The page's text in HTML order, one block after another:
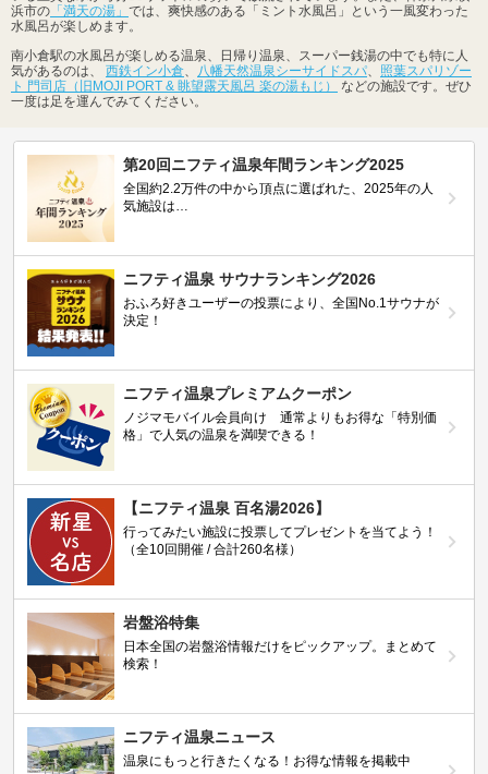
浜市の 「満天の湯」 では、爽快感のある「ミント水風呂」という一風変わった
水風呂が楽しめます。
南小倉駅の水風呂が楽しめる温泉、日帰り温泉、スーパー銭湯の中でも特に人
気があるのは、 西鉄イン小倉 八幡天然温泉シーサイドスパ
照葉スパリゾー
ト 門司店（旧MOJI PORT & 眺望露天風呂 楽の湯もじ）
などの施設です。ぜひ
一度は足を運んでみてください。
第20回ニフティ温泉年間ランキング2025
全国約2.2万件の中から頂点に選ばれた、2025年の人
気施設は…
ニフティ温泉 サウナランキング2026
おふろ好きユーザーの投票により、全国No.1サウナが
決定！
ニフティ温泉プレミアムクーポン
ノジマモバイル会員向け 通常よりもお得な「特別価
格」で人気の温泉を満喫できる！
【ニフティ温泉 百名湯2026】
行ってみたい施設に投票してプレゼントを当てよう！
（全10回開催 / 合計260名様）
岩盤浴特集
日本全国の岩盤浴情報だけをピックアップ。まとめて
検索！
ニフティ温泉ニュース
温泉にもっと行きたくなる！お得な情報を掲載中